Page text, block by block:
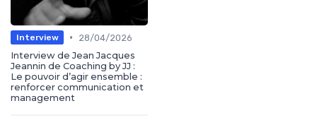
Interview •
28/04/2026
Interview de Jean Jacques
Jeannin de Coaching by JJ :
Le pouvoir d’agir ensemble :
renforcer communication et
management